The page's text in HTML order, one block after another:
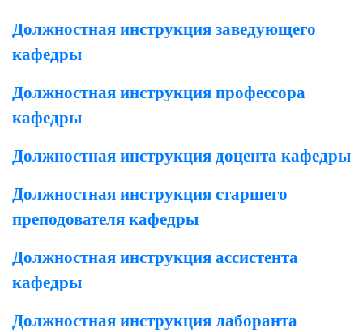
Должностная инструкция заведующего
кафедры
Должностная инструкция профессора
кафедры
Должностная инструкция доцента кафедры
Должностная инструкция старшего
преподователя кафедры
Должностная инструкция ассистента
кафедры
Должностная инструкция лаборанта